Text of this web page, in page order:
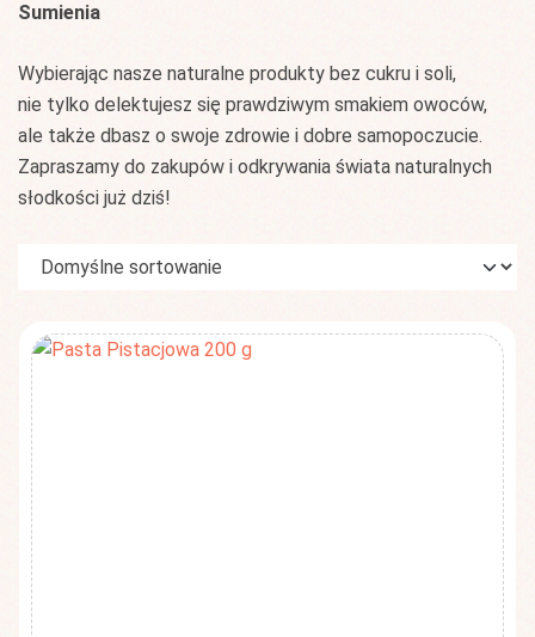
Sumienia
Wybierając nasze naturalne produkty bez cukru i soli,
nie tylko delektujesz się prawdziwym smakiem owoców,
ale także dbasz o swoje zdrowie i dobre samopoczucie.
Zapraszamy do zakupów i odkrywania świata naturalnych
słodkości już dziś!